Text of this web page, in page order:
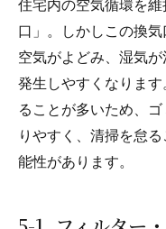
住宅内の空気循環を
口」。しかしこの換
空気がよどみ、湿気
発生しやすくなりま
ることが多いため、
りやすく、清掃を怠
能性があります。